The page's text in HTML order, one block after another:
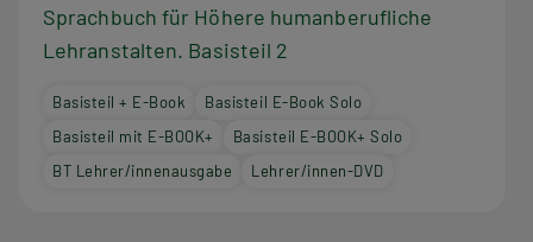
Sprachbuch für Höhere humanberufliche
Lehranstalten. Basisteil 2
Basisteil + E-Book
Basisteil E-Book Solo
Basisteil mit E-BOOK+
Basisteil E-BOOK+ Solo
BT Lehrer/innenausgabe
Lehrer/innen-DVD